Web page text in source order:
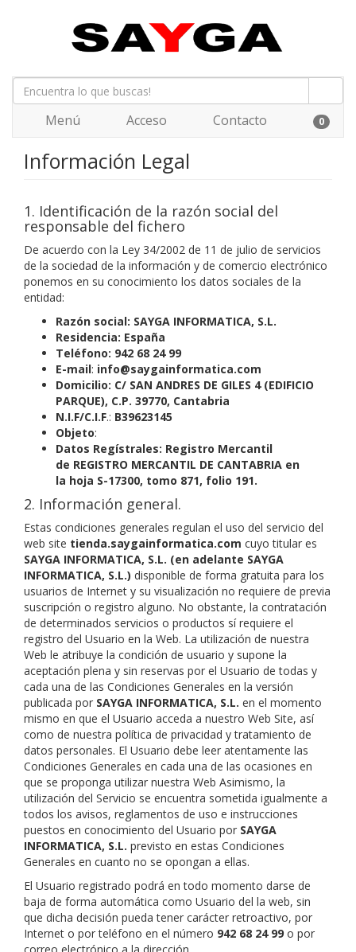
Menú Acceso Contacto 0
Información Legal
1. Identificación de la razón social del
responsable del fichero
De acuerdo con la Ley 34/2002 de 11 de julio de servicios
de la sociedad de la información y de comercio electrónico
ponemos en su conocimiento los datos sociales de la
entidad:
Razón social: SAYGA INFORMATICA, S.L.
Residencia: España
Teléfono: 942 68 24 99
E-mail: info@saygainformatica.com
Domicilio: C/ SAN ANDRES DE GILES 4 (EDIFICIO
PARQUE), C.P. 39770, Cantabria
N.I.F/C.I.F.: B39623145
Objeto:
Datos Regístrales: Registro Mercantil
de REGISTRO MERCANTIL DE CANTABRIA en
la hoja S-17300, tomo 871, folio 191.
2. Información general.
Estas condiciones generales regulan el uso del servicio del
web site tienda.saygainformatica.com cuyo titular es
SAYGA INFORMATICA, S.L. (en adelante SAYGA
INFORMATICA, S.L.) disponible de forma gratuita para los
usuarios de Internet y su visualización no requiere de previa
suscripción o registro alguno. No obstante, la contratación
de determinados servicios o productos sí requiere el
registro del Usuario en la Web. La utilización de nuestra
Web le atribuye la condición de usuario y supone la
aceptación plena y sin reservas por el Usuario de todas y
cada una de las Condiciones Generales en la versión
publicada por SAYGA INFORMATICA, S.L. en el momento
mismo en que el Usuario acceda a nuestro Web Site, así
como de nuestra política de privacidad y tratamiento de
datos personales. El Usuario debe leer atentamente las
Condiciones Generales en cada una de las ocasiones en
que se proponga utilizar nuestra Web Asimismo, la
utilización del Servicio se encuentra sometida igualmente a
todos los avisos, reglamentos de uso e instrucciones
puestos en conocimiento del Usuario por SAYGA
INFORMATICA, S.L. previsto en estas Condiciones
Generales en cuanto no se opongan a ellas.
El Usuario registrado podrá en todo momento darse de
baja de forma automática como Usuario del la web, sin
que dicha decisión pueda tener carácter retroactivo, por
Internet o por teléfono en el número 942 68 24 99 o por